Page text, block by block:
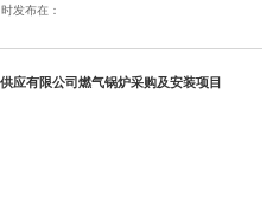
发布在：
应有限公司燃气锅炉采购及安装项目